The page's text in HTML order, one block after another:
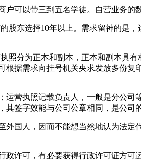
可以带三到五名学徒。自营业务的
东选择10年以上。需求留神的是
分为正本和副本，正本和副本具
据需求向挂号机关央求发放多份
营执照记载负责人，一般是分公司
签字效能与公司公章相同，是公司
国人，因而不能想当然地认为法定
许可，有必要获得行政许可证方